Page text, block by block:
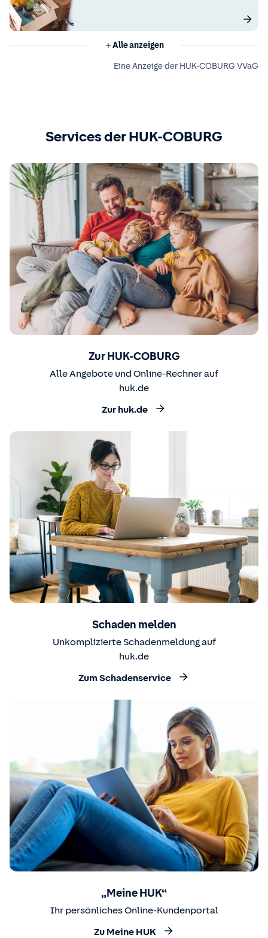
Alle anzeigen
Eine Anzeige der HUK-COBURG VVaG
Services der HUK-COBURG
Zur HUK-COBURG
Alle Angebote und Online-Rechner auf
huk.de
Zur huk.de
Schaden melden
Unkomplizierte Schadenmeldung auf
huk.de
Zum Schadenservice
„Meine HUK“
Ihr persönliches Online-Kundenportal
Zu Meine HUK